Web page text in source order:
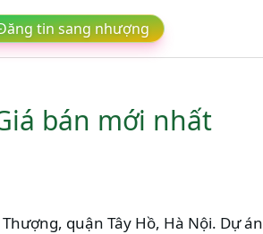
tin sang nhượng
bán mới nhất
quận Tây Hồ, Hà Nội. Dự án